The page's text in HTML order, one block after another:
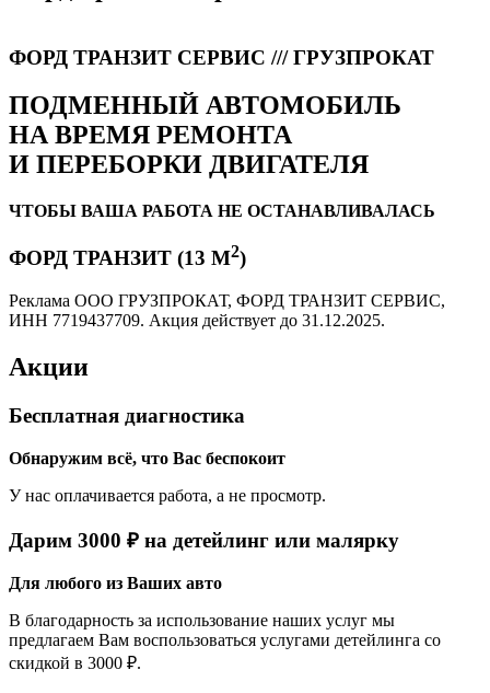
ФОРД ТРАНЗИТ СЕРВИС /// ГРУЗПРОКАТ
ПОДМЕННЫЙ АВТОМОБИЛЬ
НА ВРЕМЯ РЕМОНТА
И ПЕРЕБОРКИ ДВИГАТЕЛЯ
ЧТОБЫ ВАША РАБОТА НЕ ОСТАНАВЛИВАЛАСЬ
ФОРД ТРАНЗИТ (13 М2)
Реклама ООО ГРУЗПРОКАТ, ФОРД ТРАНЗИТ СЕРВИС,
ИНН 7719437709. Акция действует до 31.12.2025.
Акции
Бесплатная диагностика
Обнаружим всё, что Вас беспокоит
У нас оплачивается работа, а не просмотр.
Дарим 3000 ₽ на детейлинг или малярку
Для любого из Ваших авто
В благодарность за использование наших услуг мы
предлагаем Вам воспользоваться услугами детейлинга со
скидкой в 3000 ₽.